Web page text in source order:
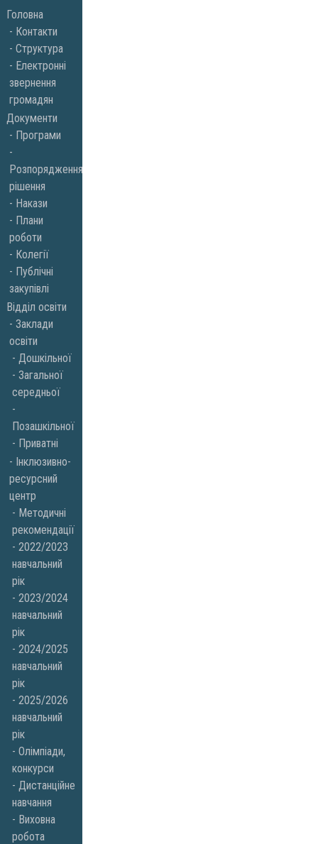
Skip
to
content
Головна
Контакти
Структура
Електронні
звернення
громадян
Документи
Програми
Розпорядження,
рішення
Накази
Плани
роботи
Колегії
Публічні
закупівлі
Відділ освіти
Заклади
освіти
Дошкільної
Загальної
середньої
Позашкільної
Приватні
Інклюзивно-
ресурсний
центр
Методичні
рекомендації
2022/2023
навчальний
рік
2023/2024
навчальний
рік
2024/2025
навчальний
рік
2025/2026
навчальний
рік
Олімпіади,
конкурси
Дистанційне
навчання
Виховна
робота